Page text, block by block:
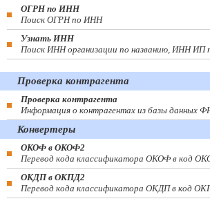
ОГРН по ИНН
Поиск ОГРН по ИНН
Узнать ИНН
Поиск ИНН организации по названию, ИНН
Проверка контрагента
Проверка контрагента
Информация о контрагентах из базы данных
Конвертеры
ОКОФ в ОКОФ2
Перевод кода классификатора ОКОФ в код
ОКДП в ОКПД2
Перевод кода классификатора ОКДП в код